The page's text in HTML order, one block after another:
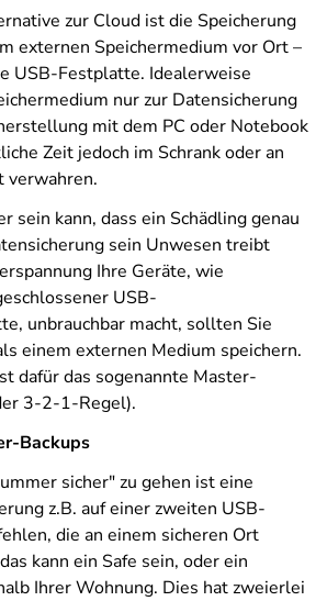
zur Cloud ist die Speicherung
externen Speichermedium vor Ort –
USB-Festplatte. Idealerweise
nur zur Datensicherung
mit dem PC oder Notebook
Zeit jedoch im Schrank oder an
verwahren.
sein kann, dass ein Schädling genau
sein Unwesen treibt
Ihre Geräte, wie
USB-
unbrauchbar macht, sollten Sie
einem externen Medium speichern.
dafür das sogenannte Master-
3-2-1-Regel).
Backups
sicher" zu gehen ist eine
z.B. auf einer zweiten USB-
die an einem sicheren Ort
kann ein Safe sein, oder ein
Ihrer Wohnung. Dies hat zweierlei